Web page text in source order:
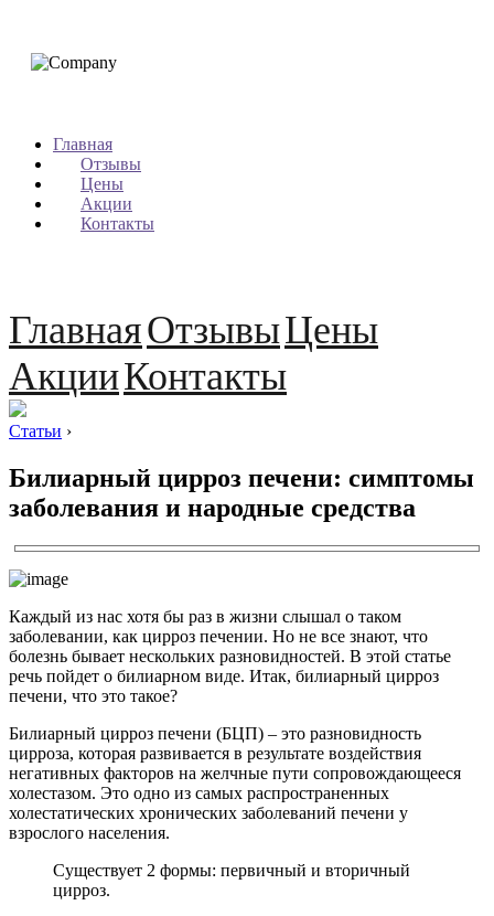
Главная
Отзывы
Цены
Акции
Контакты
ГлавнаяОтзывыЦены
АкцииКонтакты
Статьи ›
Билиарный цирроз печени: симптомы
заболевания и народные средства
Каждый из нас хотя бы раз в жизни слышал о таком
заболевании, как цирроз печении. Но не все знают, что
болезнь бывает нескольких разновидностей. В этой статье
речь пойдет о билиарном виде. Итак, билиарный цирроз
печени, что это такое?
Билиарный цирроз печени (БЦП) – это разновидность
цирроза, которая развивается в результате воздействия
негативных факторов на желчные пути сопровождающееся
холестазом. Это одно из самых распространенных
холестатических хронических заболеваний печени у
взрослого населения.
Существует 2 формы: первичный и вторичный
цирроз.